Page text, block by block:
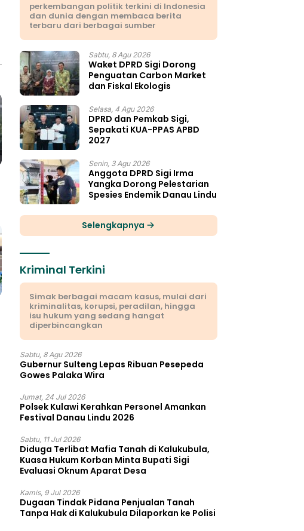
perkembangan politik terkini di Indonesia
dan dunia dengan membaca berita
terbaru dari berbagai sumber
Sabtu, 8 Agu 2026
Waket DPRD Sigi Dorong
Penguatan Carbon Market
dan Fiskal Ekologis
Selasa, 4 Agu 2026
DPRD dan Pemkab Sigi,
Sepakati KUA-PPAS APBD
2027
Senin, 3 Agu 2026
Anggota DPRD Sigi Irma
Yangka Dorong Pelestarian
Spesies Endemik Danau Lindu
Selengkapnya
Kriminal Terkini
Simak berbagai macam kasus, mulai dari
kriminalitas, korupsi, peradilan, hingga
isu hukum yang sedang hangat
diperbincangkan
Sabtu, 8 Agu 2026
Gubernur Sulteng Lepas Ribuan Pesepeda
Gowes Palaka Wira
Jumat, 24 Jul 2026
Polsek Kulawi Kerahkan Personel Amankan
Festival Danau Lindu 2026
Sabtu, 11 Jul 2026
Diduga Terlibat Mafia Tanah di Kalukubula,
Kuasa Hukum Korban Minta Bupati Sigi
Evaluasi Oknum Aparat Desa
Kamis, 9 Jul 2026
Dugaan Tindak Pidana Penjualan Tanah
Tanpa Hak di Kalukubula Dilaporkan ke Polisi